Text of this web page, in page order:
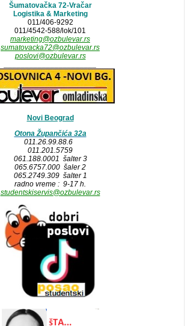
Šumatovačka 72-Vračar
Logistika & Marketing
011/406-9292
011/4542-588/lok/101
marketing@ozbulevar.rs
sumatovacka72@ozbulevar.rs
poslovi@ozbulevar.rs
Novi Beograd
Otona Župančića 32a
011.26.99.88.6
011.201.5759
061.188.0001 šalter 3
065.6757.000 šaler 2
065.2749.309 šalter 1
radno vreme : 9-17 h.
studentskiservis@ozbulevar.rs